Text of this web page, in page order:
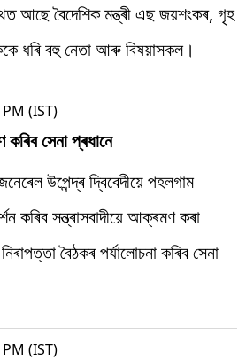
আছে বৈদেশিক মন্ত্ৰী এছ জয়শংকৰ, গৃহ
ধৰি বহু নেতা আৰু বিষয়াসকল।
(IST)
সেনা প্ৰধানে
উপেন্দ্ৰ দ্বিবেদীয়ে পহলগাম
কৰিব সন্ত্ৰাসবাদীয়ে আক্ৰমণ কৰা
বৈঠকৰ পৰ্যালোচনা কৰিব সেনা
(IST)